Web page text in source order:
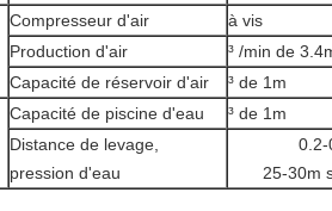
Compresseur d'air à vis
Production d'air
³ /min de
Capacité de réservoir d'air
³ de 1m
Capacité de piscine d'eau
³ de 1m
Distance de levage,
pression d'eau
0.2-
25-30m